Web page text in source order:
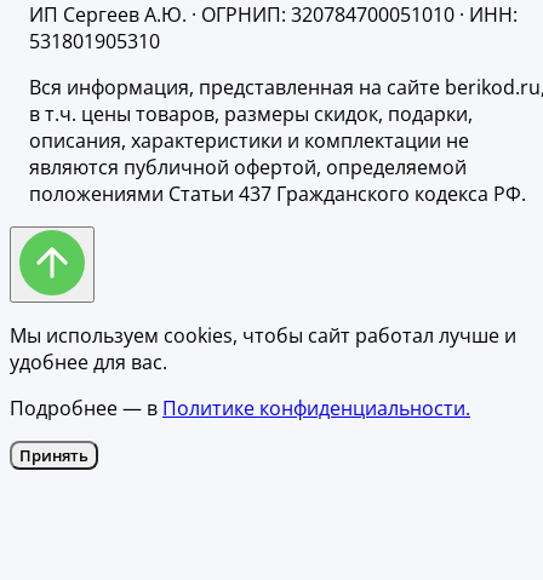
ИП Сергеев А.Ю. · ОГРНИП: 320784700051010 · ИНН:
531801905310
Вся информация, представленная на сайте
в т.ч. цены товаров, размеры скидок, подарки,
описания, характеристики и комплектации не
являются публичной офертой, определяемой
положениями Статьи 437 Гражданского кодекса РФ.
Мы используем cookies, чтобы сайт работал лучше и
удобнее для вас.
Подробнее — в Политике конфиденциальности.
Принять